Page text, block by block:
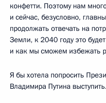
конфетти. Поэтому нам
и сейчас, безусловно,
продолжать отвечать на
Земли, к 2040 году это
и как мы сможем избежать
Я бы хотела попросить
Владимира Путина выступить.